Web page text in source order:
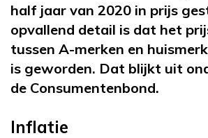
half jaar van 2020 in prijs
opvallend detail is dat het
tussen A-merken en
is geworden. Dat blijkt uit
de Consumentenbond.
Inflatie